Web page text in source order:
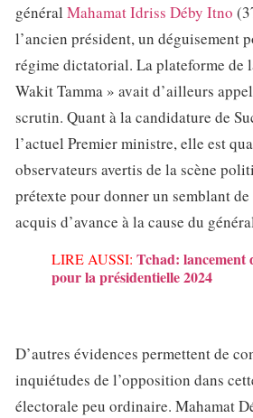
général Mahamat Idriss Déby Itno
l’ancien président, un déguisement
régime dictatorial. La plateforme de
Wakit Tamma » avait d’ailleurs
scrutin. Quant à la candidature de
l’actuel Premier ministre, elle est
observateurs avertis de la scène
prétexte pour donner un semblant
acquis d’avance à la cause du
LIRE AUSSI: Tchad: lancement
pour la présidentielle 2024
D’autres évidences permettent de
inquiétudes de l’opposition dans
électorale peu ordinaire. Mahamat